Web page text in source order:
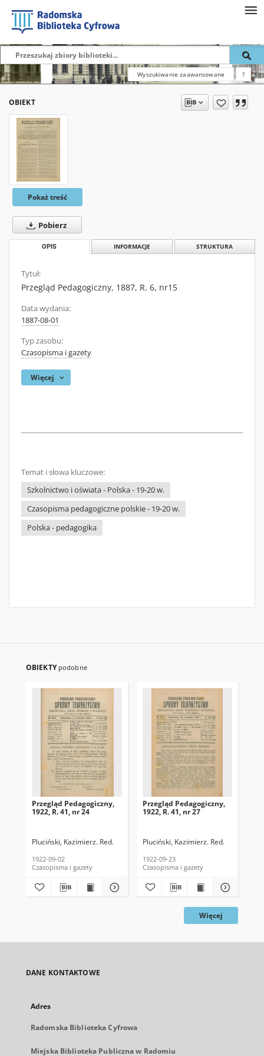
Wyszukiwanie zaawansowane ?
OBIEKT
Pokaż treść
Pobierz
OPIS INFORMACJE STRUKTURA
Tytuł:
Przegląd Pedagogiczny, 1887, R. 6, nr15
Data wydania:
1887-08-01
Typ zasobu:
Czasopisma i gazety
Więcej
Temat i słowa kluczowe:
Szkolnictwo i oświata - Polska - 19-20 w.
Czasopisma pedagogiczne polskie - 19-20 w.
Polska - pedagogika
OBIEKTY podobne
Przegląd Pedagogiczny,
1922, R. 41, nr 24
Pluciński, Kazimierz. Red.
1922-09-02
Czasopisma i gazety
Przegląd Pedagogiczny,
1922, R. 41, nr 27
Pluciński, Kazimierz. Red.
1922-09-23
Czasopisma i gazety
Więcej
DANE KONTAKTOWE
Adres
Radomska Biblioteka Cyfrowa
Miejska Biblioteka Publiczna w Radomiu